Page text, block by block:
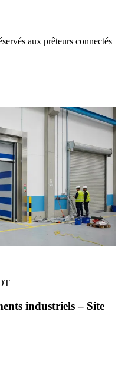
aux prêteurs connectés
industriels – Site